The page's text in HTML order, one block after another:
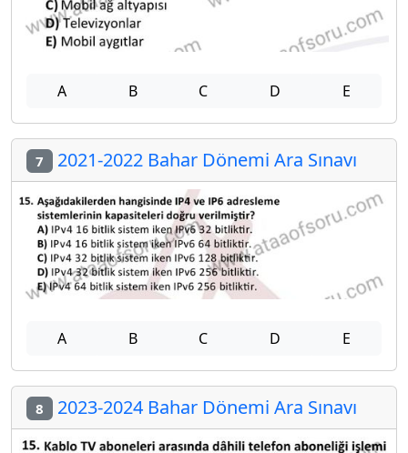
A B C D E
7 2021-2022 Bahar Dönemi Ara Sınavı
A B C D E
8 2023-2024 Bahar Dönemi Ara Sınavı